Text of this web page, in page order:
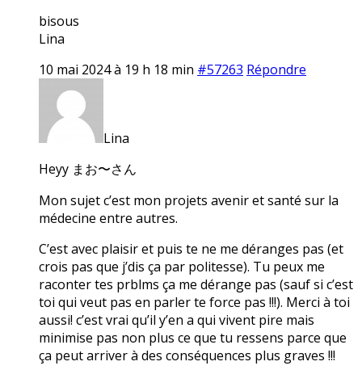
bisous
Lina
10 mai 2024 à 19 h 18 min #57263 Répondre
Lina
Heyy まお〜さん
Mon sujet c’est mon projets avenir et santé sur la
médecine entre autres.
C’est avec plaisir et puis te ne me déranges pas (et
crois pas que j’dis ça par politesse). Tu peux me
raconter tes prblms ça me dérange pas (sauf si c’est
toi qui veut pas en parler te force pas !!!). Merci à toi
aussi! c’est vrai qu’il y’en a qui vivent pire mais
minimise pas non plus ce que tu ressens parce que
ça peut arriver à des conséquences plus graves !!!